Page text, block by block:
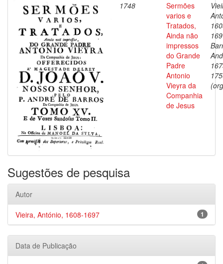
1748
Sermões
varios e
Tratados,
Ainda não
impressos
do Grande
Padre
Antonio
Vieyra da
Companhia
de Jesus
Sugestões de pesquisa
Autor
1
Vieira, António, 1608-1697
Data de Publicação